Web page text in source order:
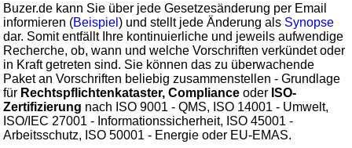
Buzer.de kann Sie über jede Gesetzesänderung per Email
informieren (Beispiel) und stellt jede Änderung als Synopse
dar. Somit entfällt Ihre kontinuierliche und jeweils aufwendige
Recherche, ob, wann und welche Vorschriften verkündet oder
in Kraft getreten sind. Sie können das zu überwachende
Paket an Vorschriften beliebig zusammenstellen - Grundlage
für Rechtspflichtenkataster, Compliance oder ISO-
Zertifizierung nach ISO 9001 - QMS, ISO 14001 - Umwelt,
ISO/IEC 27001 - Informationssicherheit, ISO 45001 -
Arbeitsschutz, ISO 50001 - Energie oder EU-EMAS.